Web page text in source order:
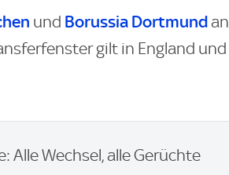
und Borussia Dortmundan
gilt in England und
Alle Wechsel, alle Gerüchte